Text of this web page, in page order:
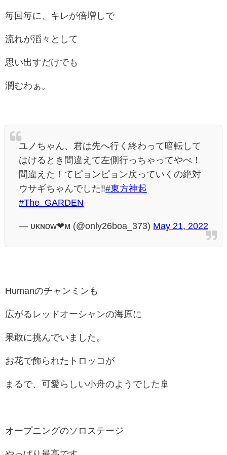
毎回毎に、キレが倍増しで
流れが滔々として
思い出すだけでも
潤むわぁ。
ユノちゃん、君は先へ行く終わって暗転して
はけるとき間違えて左側行っちゃってやべ！
間違えた！てピョンピョン戻っていくの絶対
ウサギちゃんでした‼️#東方神起
#The_GARDEN
— ᴜᴋɴᴏᴡ❤︎ᴍ (@only26boa_373) May 21, 2022
Humanのチャンミンも
広がるレッドオーシャンの海原に
果敢に挑んでいました。
お花で飾られたトロッコが
まるで、可愛らしい小舟のようでした🚢
オープニングのソロステージ